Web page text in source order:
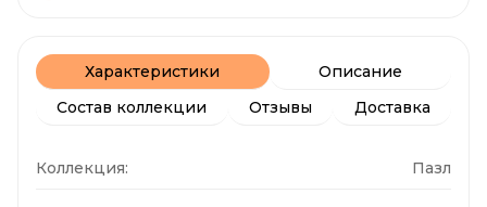
Характеристики
Описание
Состав коллекции
Отзывы Доставка
Коллекция: Пазл